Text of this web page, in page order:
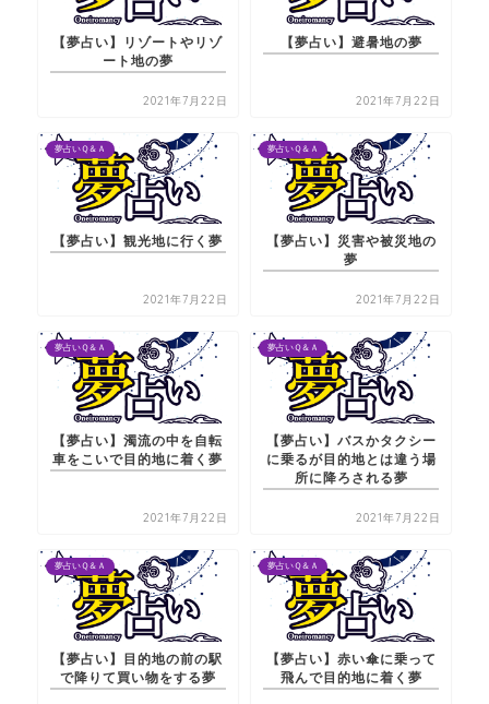
【夢占い】リゾートやリゾ
ート地の夢
2021年7月22日
【夢占い】避暑地の夢
2021年7月22日
夢占いＱ＆Ａ
【夢占い】観光地に行く夢
2021年7月22日
夢占いＱ＆Ａ
【夢占い】災害や被災地の
夢
2021年7月22日
夢占いＱ＆Ａ
【夢占い】濁流の中を自転
車をこいで目的地に着く夢
2021年7月22日
夢占いＱ＆Ａ
【夢占い】バスかタクシー
に乗るが目的地とは違う場
所に降ろされる夢
2021年7月22日
夢占いＱ＆Ａ
【夢占い】目的地の前の駅
で降りて買い物をする夢
夢占いＱ＆Ａ
【夢占い】赤い傘に乗って
飛んで目的地に着く夢